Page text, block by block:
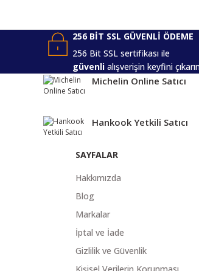
256 BİT SSL GÜVENLİ ÖDEME
256 Bit SSL sertifikası ile
güvenli alışverişin keyfini
Michelin Online Satıcı
Hankook Yetkili Satıcı
SAYFALAR
Hakkımızda
Blog
Markalar
İptal ve İade
Gizlilik ve Güvenlik